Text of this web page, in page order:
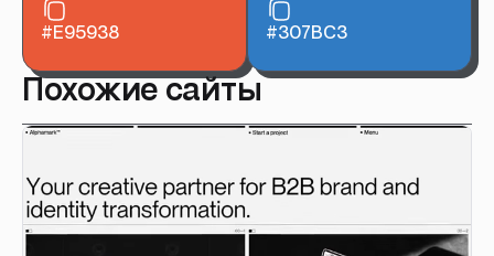
#E95938 #307BC3
Похожие сайты